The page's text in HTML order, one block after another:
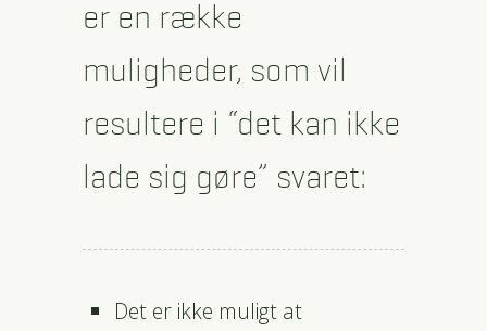
er en række
muligheder, som vil
resultere i “det kan ikke
lade sig gøre” svaret:
Det er ikke muligt at